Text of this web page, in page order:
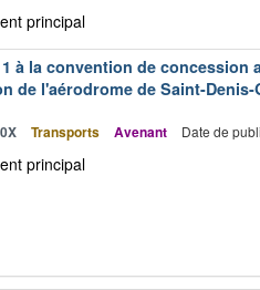
principal
1 à la convention de
de l'aérodrome de Saint-
Transports Avenant Date de
principal